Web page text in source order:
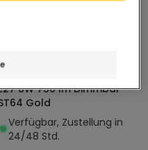
8W 750 lm Dimmbar
Gold
Verfügbar, Zustellung in
24/48 Std.